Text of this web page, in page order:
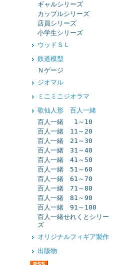
ギャルシリーズ
カップルシリーズ
店員シリーズ
小学生シリーズ
ウッドＳＬ
鉄道模型
Ｎゲージ
ジオマル
ミニミニジオラマ
歌仙人形 百人一緒
百人一緒 1～10
百人一緒 11～20
百人一緒 21～30
百人一緒 31～40
百人一緒 41～50
百人一緒 51～60
百人一緒 61～70
百人一緒 71～80
百人一緒 81～90
百人一緒 91～100
百人一緒せれくとシリー
ズ
オリジナルフィギア製作
出版物